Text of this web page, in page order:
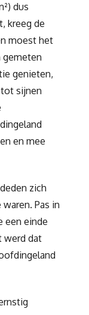
dus
kreeg de
moest het
gemeten
genieten,
sijnen
en mee
zich
Pas in
een einde
werd dat